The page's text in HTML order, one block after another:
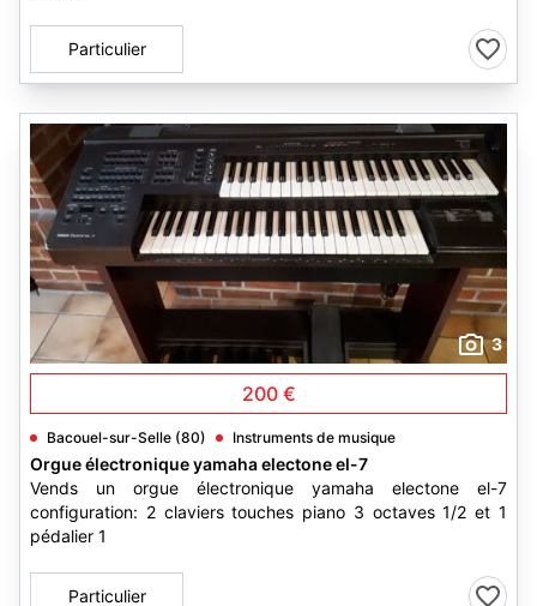
Particulier
3
200 €
Bacouel-sur-Selle (80) Instruments de musique
Orgue électronique yamaha electone el-7
Vends un orgue électronique yamaha electone el-7
configuration: 2 claviers touches piano 3 octaves 1/2 et 1
pédalier 1
Particulier